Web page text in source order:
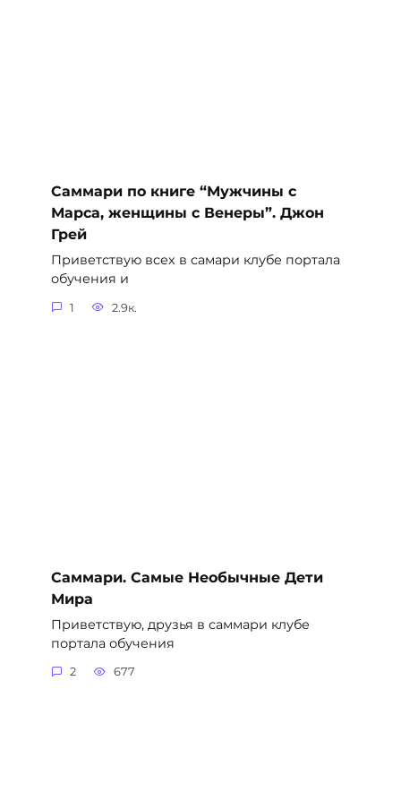
Саммари по книге “Мужчины с
Марса, женщины с Венеры”. Джон
Грей
Приветствую всех в самари клубе портала
обучения и
1 2.9к.
Саммари. Самые Необычные Дети
Мира
Приветствую, друзья в саммари клубе
портала обучения
2 677